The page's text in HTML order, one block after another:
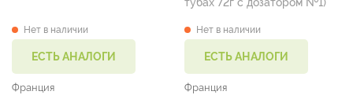
Нет в наличии
ЕСТЬ АНАЛОГИ
Франция
Нет в наличии
ЕСТЬ АНАЛОГИ
Франция